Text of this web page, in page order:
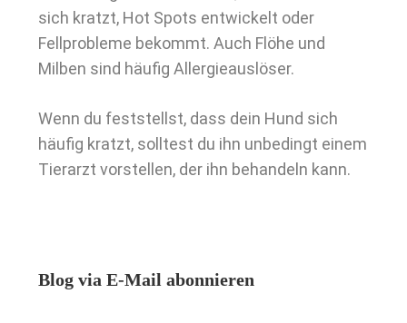
sich kratzt, Hot Spots entwickelt oder
Fellprobleme bekommt. Auch Flöhe und
Milben sind häufig Allergieauslöser.
Wenn du feststellst, dass dein Hund sich
häufig kratzt, solltest du ihn unbedingt einem
Tierarzt vorstellen, der ihn behandeln kann.
Blog via E-Mail abonnieren